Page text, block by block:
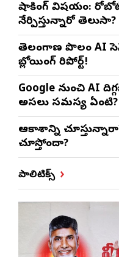
షాకింగ్ విషయం: రోబోట్‌
నేర్పిస్తున్నారో తెలుసా?
తెలంగాణ పొలంలో AI
బ్లోయింగ్ రిపోర్ట్!
Google నుంచి AI
అసలు సమస్య ఏంటి?
ఆకాశాన్ని
చూస్తోందా?
పాలిటిక్స్